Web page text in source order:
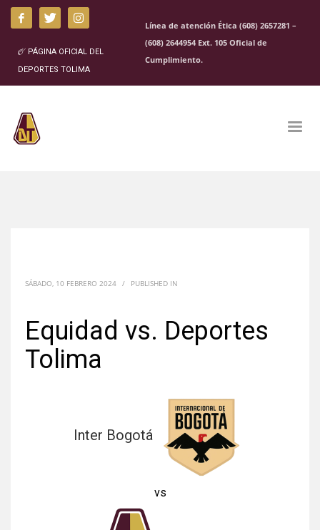
PÁGINA OFICIAL DEL
DEPORTES TOLIMA
Línea de atención Ética (608) 2657281 –
(608) 2644954 Ext. 105 Oficial de
Cumplimiento.
SÁBADO, 10 FEBRERO 2024 / PUBLISHED IN
Equidad vs. Deportes
Tolima
Inter Bogotá
vs